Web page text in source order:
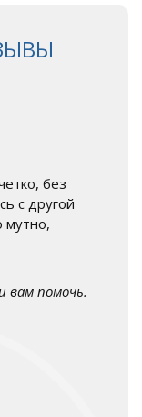
без
с другой
мутно,
вам помочь.